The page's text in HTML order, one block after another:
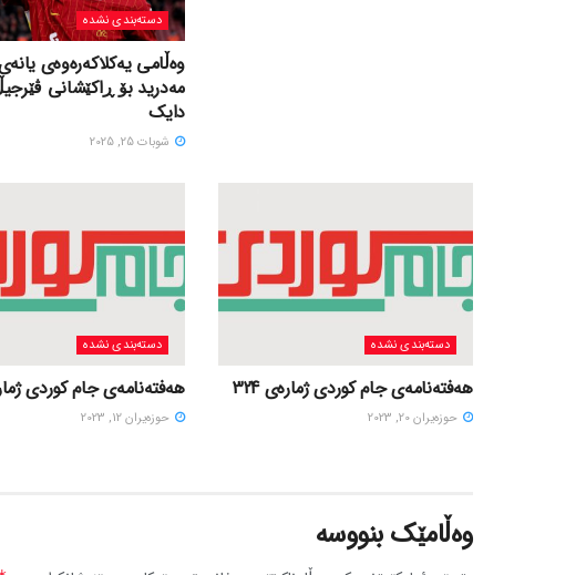
دسته‌بندی نشده
وەڵامی یەکلاکەرەوەی
مەدرید بۆ ڕاکێشانی
دایک
شوبات 25, 2025
دسته‌بندی نشده
هەفتەنامەی جام کوردی ژمارەی 324
حوزه‌یران 20, 2023
دسته‌بندی نشده
هەفتەنامەی جام کوردی
حوزه‌یران 12, 2023
وەڵامێک بنووسە